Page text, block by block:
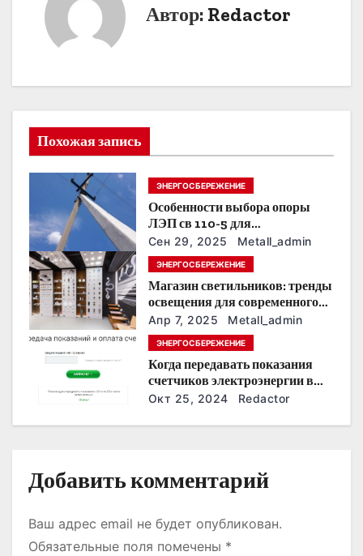
и
я
о
з
а
п
я
Автор: Redactor
Похожая запись
ЭНЕРГОСБЕРЕЖЕНИЕ
Особенности выбора опоры
ЛЭП св 110-5 для
строительства электросетей
Сен 29, 2025 Metall_admin
ЭНЕРГОСБЕРЕЖЕНИЕ
Магазин светильников: тренды
освещения для современного
интерьера
Апр 7, 2025 Metall_admin
ЭНЕРГОСБЕРЕЖЕНИЕ
Когда передавать показания
счетчиков электроэнергии в
Дзержинске?
Окт 25, 2024 Redactor
Добавить комментарий
Ваш адрес email не будет опубликован.
Обязательные поля помечены *